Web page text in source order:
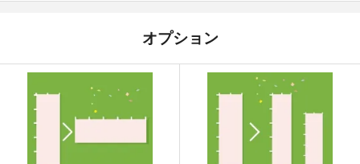
オプション